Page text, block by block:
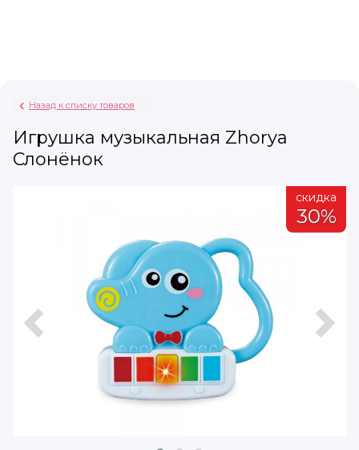
Назад к списку товаров
Игрушка музыкальная Zhorya
Слонёнок
скидка
30%